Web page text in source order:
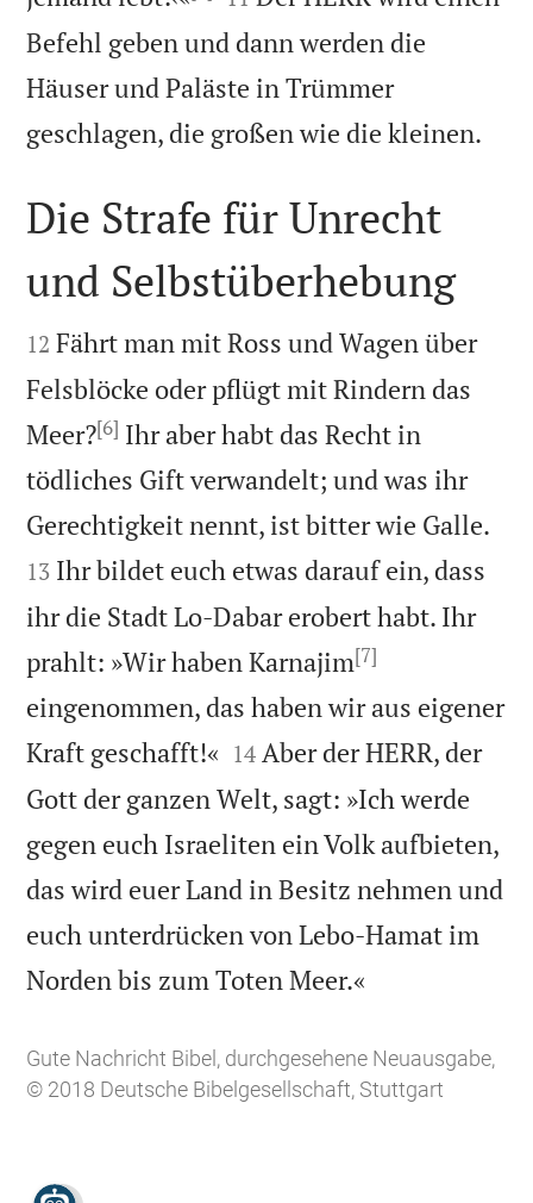
Befehl geben und dann werden die
Häuser und Paläste in Trümmer
geschlagen, die großen wie die kleinen.

Die Strafe für Unrecht
und Selbstüberhebung

12 Fährt man mit Ross und Wagen über
Felsblöcke oder pflügt mit Rindern das
Meer?[6] Ihr aber habt das Recht in
tödliches Gift verwandelt; und was ihr
Gerechtigkeit nennt, ist bitter wie Galle.
13 Ihr bildet euch etwas darauf ein, dass
ihr die Stadt Lo-Dabar erobert habt. Ihr
prahlt: »Wir haben Karnajim[7]
eingenommen, das haben wir aus eigener
Kraft geschafft!« 

14 Aber der HERR, der
Gott der ganzen Welt, sagt: »Ich werde
gegen euch Israeliten ein Volk aufbieten,
das wird euer Land in Besitz nehmen und
euch unterdrücken von Lebo-Hamat im
Norden bis zum Toten Meer.«
Gute Nachricht Bibel, durchgesehene Neuausgabe,
© 2018 Deutsche Bibelgesellschaft, Stuttgart